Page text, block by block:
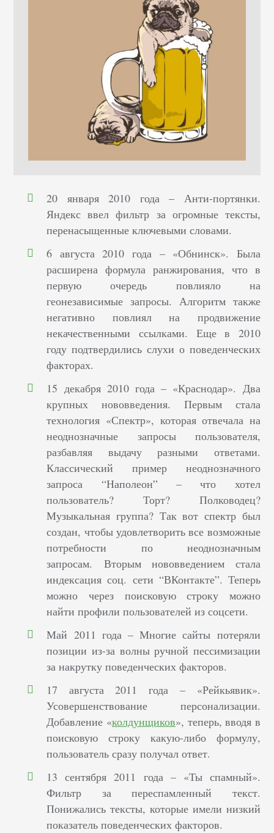
20 января 2010 года – Анти-портянки.
Яндекс ввел фильтр за огромные тексты,
перенасыщенные ключевыми словами.
6 августа 2010 года – «Обнинск». Была
расширена формула ранжирования, что в
первую очередь повлияло на
геонезависимые запросы. Алгоритм также
негативно повлиял на продвижение
некачественными ссылками. Еще в 2010
году подтвердились слухи о поведенческих
факторах.
15 декабря 2010 года – «Краснодар». Два
крупных нововведения. Первым стала
технология «Спектр», которая отвечала на
неоднозначные запросы пользователя,
разбавляя выдачу разными ответами.
Классический пример неоднозначного
запроса “Наполеон” – что хотел
пользователь? Торт? Полководец?
Музыкальная группа? Так вот спектр был
создан, чтобы удовлетворить все возможные
потребности по неоднозначным
запросам. Вторым нововведением стала
индексация соц. сети “ВКонтакте”. Теперь
можно через поисковую строку можно
найти профили пользователей из соцсети.
Май 2011 года – Многие сайты потеряли
позиции из-за волны ручной пессимизации
за накрутку поведенческих факторов.
17 августа 2011 года – «Рейкьявик».
Усовершенствование персонализации.
Добавление «колдунщиков», теперь, вводя в
поисковую строку какую-либо формулу,
пользователь сразу получал ответ.
13 сентября 2011 года – «Ты спамный».
Фильтр за переспамленный текст.
Понижались тексты, которые имели низкий
показатель поведенческих факторов.